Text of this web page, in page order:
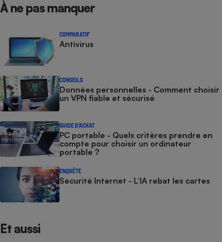
À ne pas manquer
COMPARATIF
Antivirus
CONSEILS
Données personnelles - Comment choisir
un VPN fiable et sécurisé
GUIDE D'ACHAT
PC portable - Quels critères prendre en
compte pour choisir un ordinateur
portable ?
ENQUÊTE
Sécurité Internet - L’IA rebat les cartes
Et aussi